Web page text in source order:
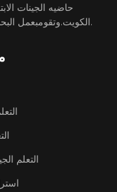
حاضيه الجينات
الكويت.وتقومبعمل البحوث والدراسات لتحقيق الابتكارات المقدمه.
التعلم